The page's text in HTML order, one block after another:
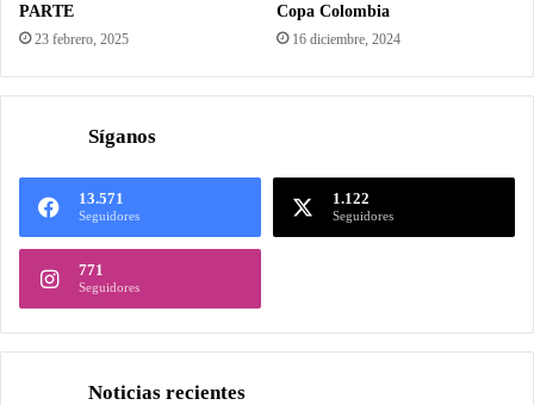
PARTE
23 febrero, 2025
Copa Colombia
16 diciembre, 2024
Síganos
13.571
Seguidores
1.122
Seguidores
771
Seguidores
Noticias recientes